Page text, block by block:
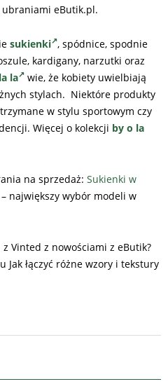
eButik.pl.
sukienki , spódnice, spodnie
kardigany, narzutki oraz
la
wie, że kobiety uwielbiają
stylach. Niektóre produkty
w stylu sportowym czy
Więcej o kolekcji by o la
na sprzedaż: Sukienki w
– największy wybór modeli w
z Vinted z nowościami z eButik?
Jak łączyć różne wzory i tekstury